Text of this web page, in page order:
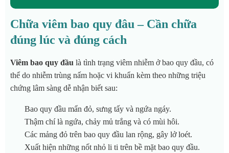
Chữa viêm bao quy đâu – Cần chữa
đúng lúc và đúng cách
Viêm bao quy đầu là tình trạng viêm nhiễm ở bao quy đầu, có
thể do nhiễm trùng nấm hoặc vi khuẩn kèm theo những triệu
chứng lâm sàng dễ nhận biết sau:
Bao quy đầu mẩn đỏ, sưng tấy và ngứa ngáy.
Thậm chí là ngứa, chảy mủ trắng và có mùi hôi.
Các mảng đỏ trên bao quy đầu lan rộng, gây lở loét.
Xuất hiện những nốt nhỏ li ti trên bề mặt bao quy đầu.